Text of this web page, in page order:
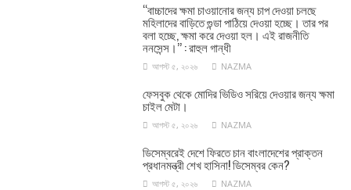
‘‘বাচ্চাদের ক্ষমা চাওয়ানোর জন্য চাপ দেওয়া চলছে
মহিলাদের বাড়িতে গুন্ডা পাঠিয়ে দেওয়া হচ্ছে। তার পর
বলা হচ্ছে, ক্ষমা করে দেওয়া হল। এই রাজনীতি
ননসেন্স।’’ : রাহুল গান্ধী
আগস্ট ৫, ২০২৬ NAZMA
ফেসবুক থেকে মোদির ভিডিও সরিয়ে দেওয়ার জন্য ক্ষমা
চাইল মেটা।
আগস্ট ৫, ২০২৬ NAZMA
ডিসেম্বরেই দেশে ফিরতে চান বাংলাদেশের প্রাক্তন
প্রধানমন্ত্রী শেখ হাসিনা! ডিসেম্বর কেন?
আগস্ট ৫, ২০২৬ NAZMA